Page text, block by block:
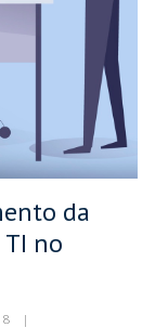
da
no
|